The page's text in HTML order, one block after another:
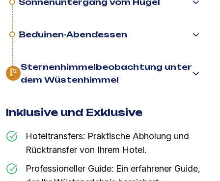
Sonnenuntergang vom Hügel
Beduinen-Abendessen
Sternenhimmelbeobachtung unter
dem Wüstenhimmel
Inklusive und Exklusive
Hoteltransfers: Praktische Abholung und
Rücktransfer von Ihrem Hotel.
Professioneller Guide: Ein erfahrener Guide,